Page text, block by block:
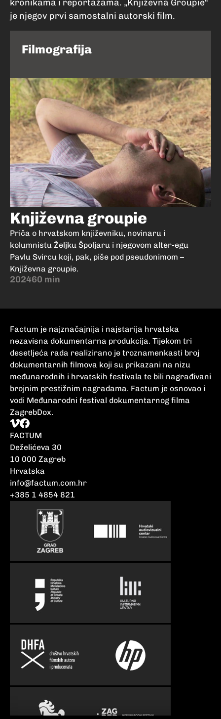
kronikama i reportažama. „Književna Groupie“
je njegov prvi samostalni autorski film.
Filmografija
Književna groupie
Priča o hrvatskom književniku, novinaru i
kolumnistu Željku Špoljaru i njegovom alter-egu
Pavlu Svircu koji, pak, piše pod pseudonimom –
Književna groupie.
202460 min
Factum je najznačajnija i najstarija hrvatska
nezavisna dokumentarna produkcija. Tijekom tri
desetljeća rada realizirano je troznamenkasti broj
dokumentarnih filmova koji su prikazani na nizu
međunarodnih i hrvatskih festivala te bili nagrađivani
brojnim prestižnim nagradama. Factum je osnovao i
vodi Međunarodni festival dokumentarnog filma
ZagrebDox.
FACTUM
Deželićeva 30
10 000 Zagreb
Hrvatska
info@factum.com.hr
+385 1 4854 821